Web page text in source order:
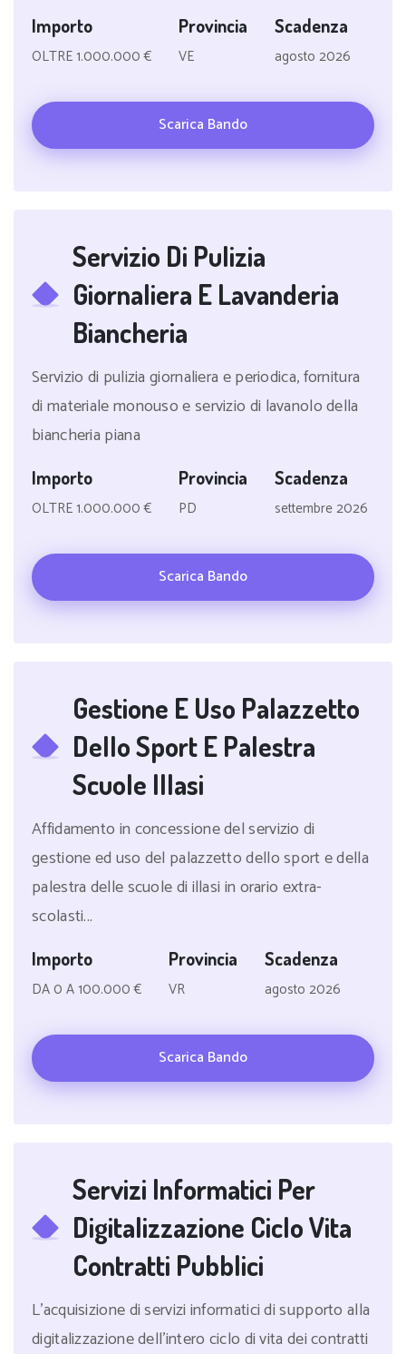
Importo
OLTRE 1.000.000 €
Provincia
VE
Scadenza
agosto 2026
Scarica Bando
Servizio Di Pulizia
Giornaliera E Lavanderia
Biancheria
Servizio di pulizia giornaliera e periodica, fornitura
di materiale monouso e servizio di lavanolo della
biancheria piana
Importo
OLTRE 1.000.000 €
Provincia
PD
Scadenza
settembre 2026
Scarica Bando
Gestione E Uso Palazzetto
Dello Sport E Palestra
Scuole Illasi
Affidamento in concessione del servizio di
gestione ed uso del palazzetto dello sport e della
palestra delle scuole di illasi in orario extra-
scolasti...
Importo
DA 0 A 100.000 €
Provincia
VR
Scadenza
agosto 2026
Scarica Bando
Servizi Informatici Per
Digitalizzazione Ciclo Vita
Contratti Pubblici
L'acquisizione di servizi informatici di supporto alla
digitalizzazione dell'intero ciclo di vita dei contratti